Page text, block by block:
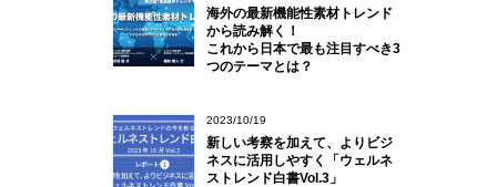
海外の最新機能性素材トレンド
から読み解く！
これから日本で最も注目すべき3
つのテーマとは？
2023/10/19
新しい考察を加えて、よりビジ
ネスに活用しやすく「ウェルネ
ストレンド白書Vol.3」